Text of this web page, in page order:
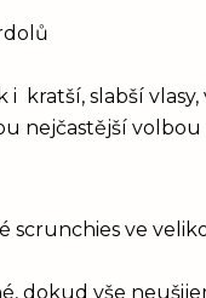
i kratší, slabší
nejčastější volbou
scrunchies ve
dokud vše